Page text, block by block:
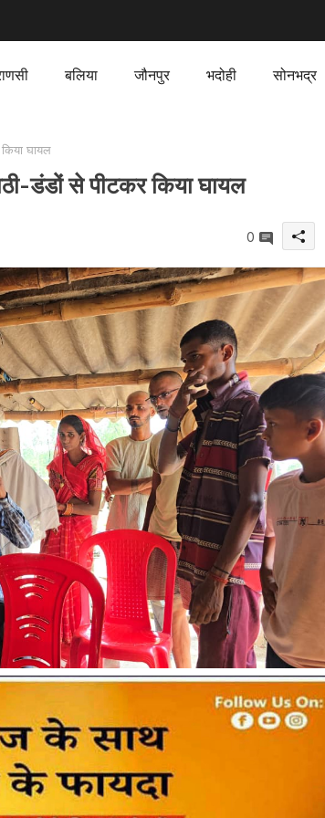
बलिया जौनपुर भदोही सोनभद्र
घायल
डंडों से पीटकर किया घायल
0